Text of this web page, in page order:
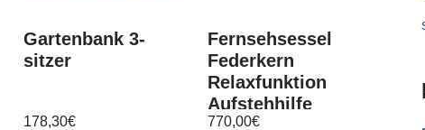
Gartenbank 3-
sitzer
178,30€
Fernsehsessel
Federkern
Relaxfunktion
Aufstehhilfe
Massage und
770,00€